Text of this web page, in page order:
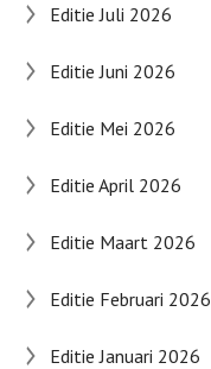
Editie Juli 2026
Editie Juni 2026
Editie Mei 2026
Editie April 2026
Editie Maart 2026
Editie Februari 2026
Editie Januari 2026